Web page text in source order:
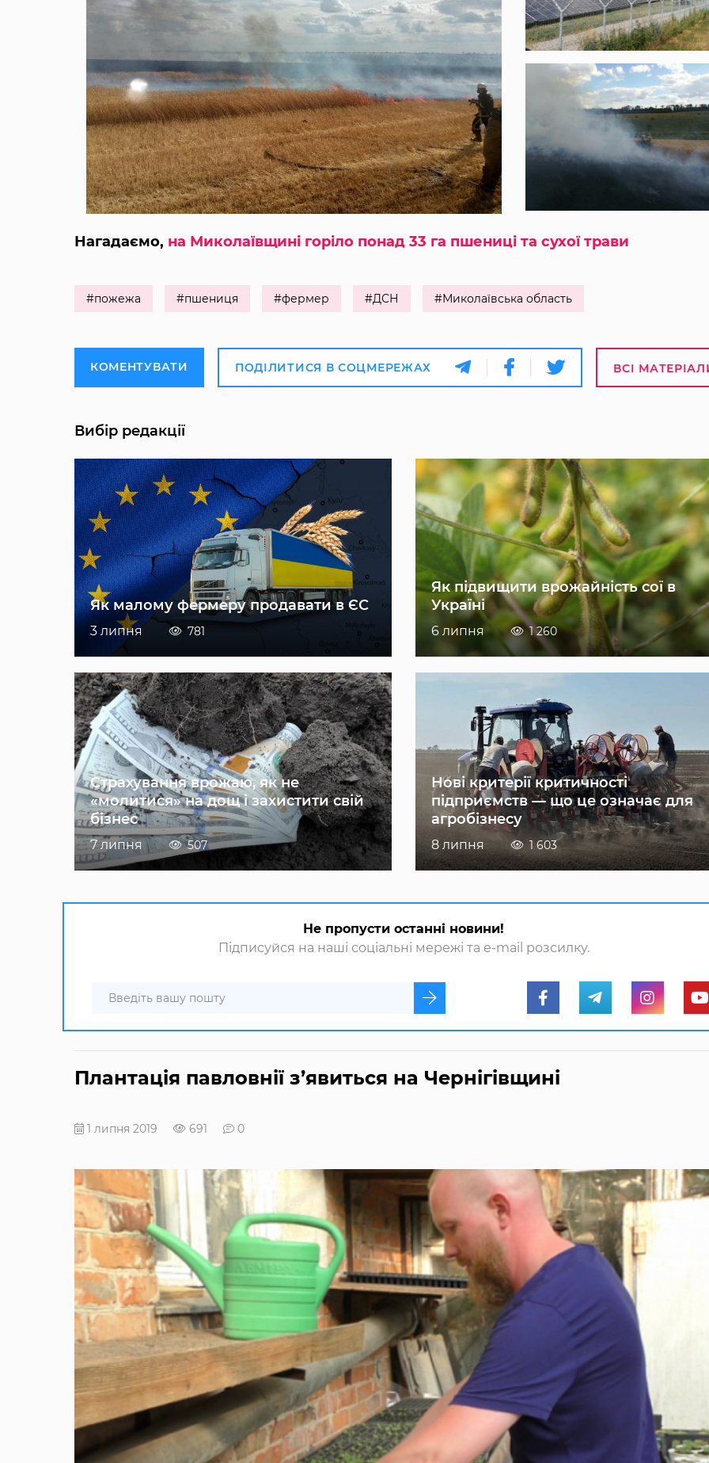
Нагадаємо, на Миколаївщині горіло понад 33 га пшениці та сухої трави
#пожежа #пшениця #фермер #ДСН #Миколаївська область
КОМЕНТУВАТИ ПОДІЛИТИСЯ В СОЦМЕРЕЖАХ ВСІ
Вибір редакції
Як малому фермеру продавати в ЄС
3 липня 781
Як підвищити врожайність сої в
Україні
6 липня 1 260
Страхування врожаю, як не
«молитися» на дощ і захистити свій
бізнес
7 липня 507
Нові критерії критичності
підприємств — що це означає для
агробізнесу
8 липня 1 603
Не пропусти останні новини!
Підписуйся на наші соціальні мережі та e-mail розсилку.
Плантація павловнії з’явиться на Чернігівщині
1 липня 2019 691 0